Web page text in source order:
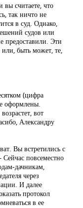
считаете, что
так ничто не
в суд. Однако,
судов или
предоставили. Эти
быть может, те,
(цифра
оформлены.
вот
Александру
Вы встретились с
повсеместно
дачникам,
через
И далее
протокол
в ее